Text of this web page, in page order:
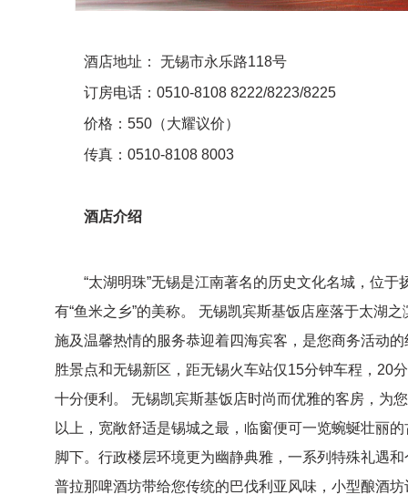
酒店地址： 无锡市永乐路118号
订房电话：0510-8108 8222/8223/8225
价格：550（大耀议价）
传真：0510-8108 8003
酒店介绍
“太湖明珠”无锡是江南著名的历史文化名城，位于
有“鱼米之乡”的美称。 无锡凯宾斯基饭店座落于太湖
施及温馨热情的服务恭迎着四海宾客，是您商务活动
胜景点和无锡新区，距无锡火车站仅15分钟车程，20
十分便利。 无锡凯宾斯基饭店时尚而优雅的客房，为
以上，宽敞舒适是锡城之最，临窗便可一览蜿蜒壮丽
脚下。行政楼层环境更为幽静典雅，一系列特殊礼遇
普拉那啤酒坊带给您传统的巴伐利亚风味，小型酿酒